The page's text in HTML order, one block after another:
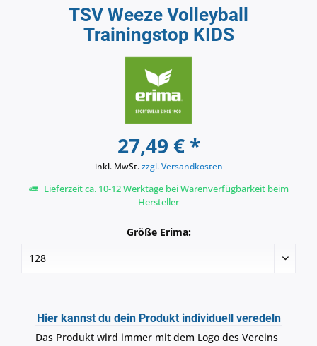
TSV Weeze Volleyball
Trainingstop KIDS
27,49 € *
inkl. MwSt.zzgl. Versandkosten
Lieferzeit ca. 10-12 Werktage bei Warenverfügbarkeit beim
Hersteller
Größe Erima:
Hier kannst du dein Produkt individuell veredeln
Das Produkt wird immer mit dem Logo des Vereins